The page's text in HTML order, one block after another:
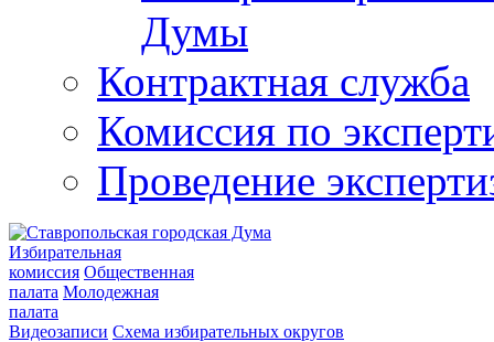
Думы
Контрактная служба
Комиссия по
Проведение
Избирательная
комиссия Общественная
палата Молодежная
палата
Видеозаписи Схема избирательных округов